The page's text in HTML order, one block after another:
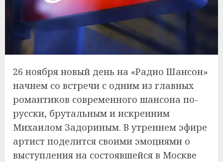
26 ноября новый день на «Радио Шансон»
начнем со встречи с одним из главных
романтиков современного шансона по-
русски, брутальным и искренним
Михаилом Задориным. В утреннем эфире
артист поделится своими эмоциями о
выступления на состоявшейся в Москве